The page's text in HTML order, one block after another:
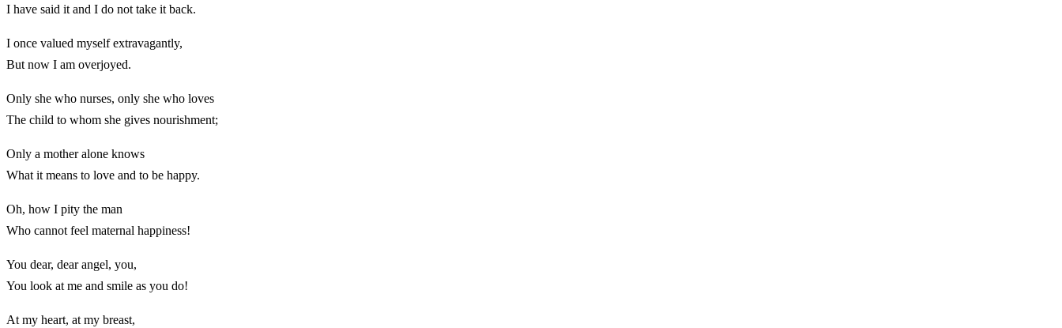
I have said it and I do not take it back.
I once valued myself extravagantly,
But now I am overjoyed.
Only she who nurses, only she who loves
The child to whom she gives nourishment;
Only a mother alone knows
What it means to love and to be happy.
Oh, how I pity the man
Who cannot feel maternal happiness!
You dear, dear angel, you,
You look at me and smile as you do!
At my heart, at my breast,